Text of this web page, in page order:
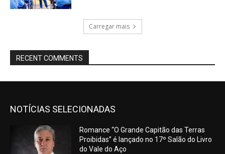
Carregar mais
RECENT COMMENTS
NOTÍCIAS SELECIONADAS
Romance “O Grande Capitão das Terras
Proibidas” é lançado no 17º Salão do Livro
do Vale do Aço